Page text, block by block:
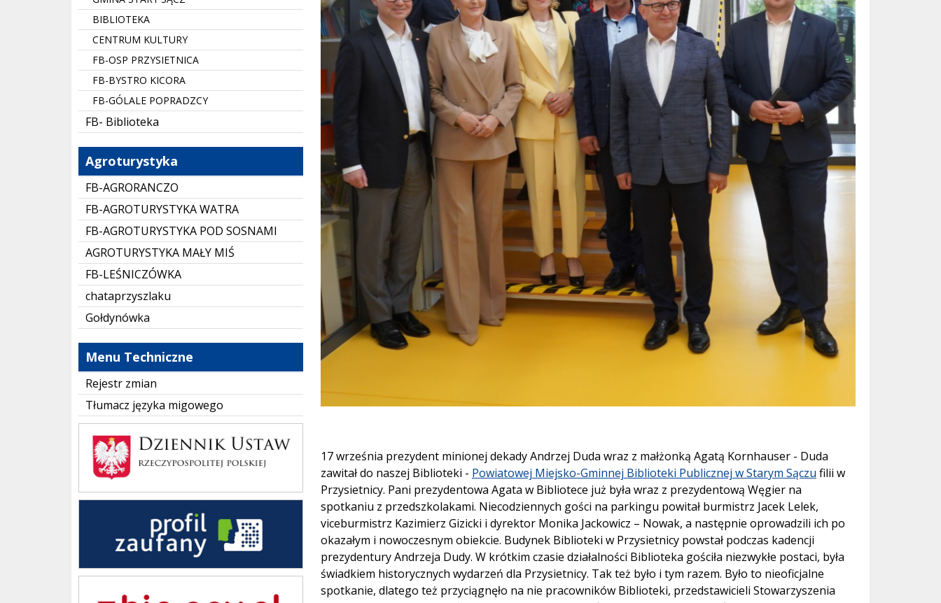
BIBLIOTEKA
CENTRUM KULTURY
FB-OSP PRZYSIETNICA
FB-BYSTRO KICORA
FB-GÓLALE POPRADZCY
FB- Biblioteka
Agroturystyka
FB-AGRORANCZO
FB-AGROTURYSTYKA WATRA
FB-AGROTURYSTYKA POD SOSNAMI
AGROTURYSTYKA MAŁY MIŚ
FB-LEŚNICZÓWKA
chataprzyszlaku
Gołdynówka
Menu Techniczne
Rejestr zmian
Tłumacz języka migowego
Dziennik Polski
Zaufany Profil
Bip Gov pl
17 września prezydent minionej dekady Andrzej Duda wraz z małżonką Agatą Kornhauser - Duda
zawitał do naszej Biblioteki - Powiatowej Miejsko-Gminnej Biblioteki Publicznej w Starym Sączu filii w
Przysietnicy. Pani prezydentowa Agata w Bibliotece już była wraz z prezydentową Węgier na
spotkaniu z przedszkolakami. Niecodziennych gości na parkingu powitał burmistrz Jacek Lelek,
viceburmistrz Kazimierz Gizicki i dyrektor Monika Jackowicz – Nowak, a następnie oprowadzili ich po
okazałym i nowoczesnym obiekcie. Budynek Biblioteki w Przysietnicy powstał podczas kadencji
prezydentury Andrzeja Dudy. W krótkim czasie działalności Biblioteka gościła niezwykłe postaci, była
świadkiem historycznych wydarzeń dla Przysietnicy. Tak też było i tym razem. Było to nieoficjalne
spotkanie, dlatego też przyciągnęło na nie pracowników Biblioteki, przedstawicieli Stowarzyszenia